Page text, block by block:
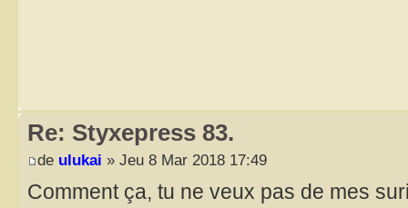
Re: Styxepress 83.
de ulukai » Jeu 8 Mar 2018 17:49
Comment ça, tu ne veux pas de mes